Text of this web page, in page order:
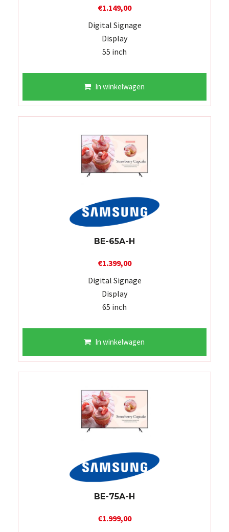
€1.149,00
Digital Signage
Display
55 inch
In winkelwagen
BE-65A-H
€1.399,00
Digital Signage
Display
65 inch
In winkelwagen
BE-75A-H
€1.999,00